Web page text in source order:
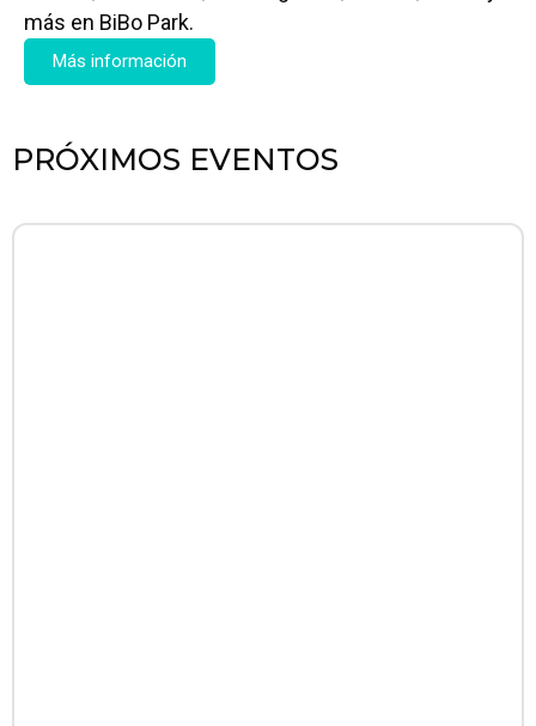
más en BiBo Park.
Más información
PRÓXIMOS EVENTOS